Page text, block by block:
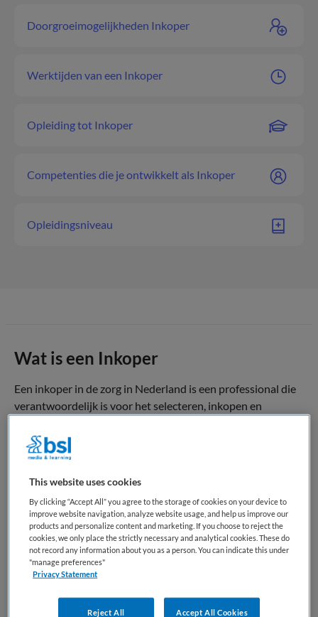
Doorgroeimogelijkheden Inkoper
Werktijden van een Inkoper
Opleiding tot Inkoper
Competenties die je ontwikkelt als Inkoper
Opleidingsniveau
Wat is een Inkoper
Een inkoper in de zorg in Nederland is een professional die
verantwoordelijk is voor het selecteren, inkopen en
zorgverlening, zoals medische hulpmiddelen, apparatuur,
ICT en facilitaire diensten. Hierbij wordt gestuurd op
De inkoper heeft een verbindende en adviserende rol. Hij of
zij vertaalt de behoeften van zorgprofessionals naar
passende inkoopoplossingen, onderhandelt met
leveranciers en bewaakt contracten. Daarnaast speelt de
kostenbeheersing, innovatie, duurzaamheid en
This website uses cookies
By clicking “Accept All” you agree to the storage of cookies on your device to
improve website navigation, analyze website usage, and help us improve our
products and personalize content and marketing. If you choose to reject the
cookies, we only place the strictly necessary and analytical cookies. These do
not record any information about you as a person. You can indicate this under
"manage preferences"
Privacy Statement
Reject All Accept All Cookies